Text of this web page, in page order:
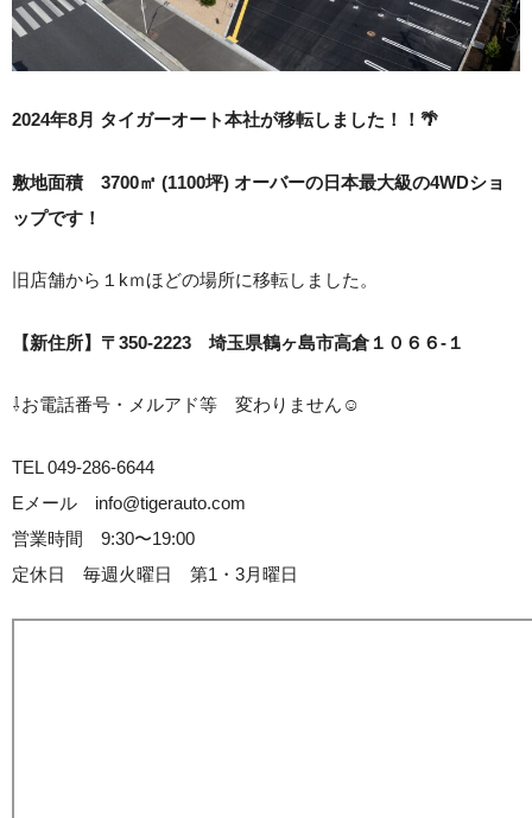
2024年8月 タイガーオート本社が移転しました！！🌴
敷地面積 3700㎡ (1100坪) オーバーの日本最大級の4WDショ
ップです！
旧店舗から１kｍほどの場所に移転しました。
【新住所】〒350-2223埼玉県鶴ヶ島市高倉１０６６-１
⇩お電話番号・メルアド等 変わりません☺
TEL 049-286-6644
Eメール info@tigerauto.com
営業時間 9:30〜19:00
定休日 毎週火曜日 第1・3月曜日